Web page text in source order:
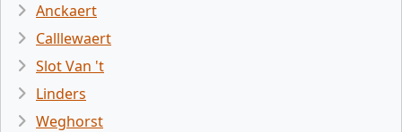
Anckaert
Calllewaert
Slot Van 't
Linders
Weghorst